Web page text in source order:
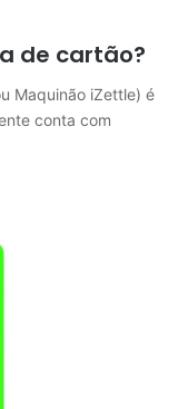
de cartão?
Maquinão iZettle) é
conta com